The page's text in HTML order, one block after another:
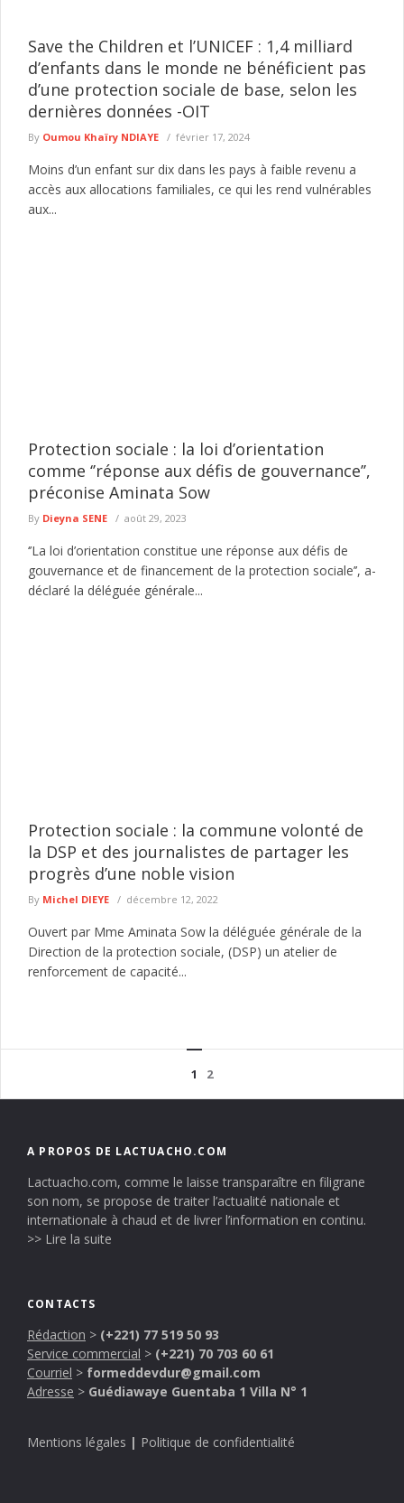
Save the Children et l’UNICEF : 1,4 milliard
d’enfants dans le monde ne bénéficient pas
d’une protection sociale de base, selon les
dernières données -OIT
By Oumou Khaïry NDIAYE février 17, 2024
Moins d’un enfant sur dix dans les pays à faible revenu a
accès aux allocations familiales, ce qui les rend vulnérables
aux...
Protection sociale : la loi d’orientation
comme ‘’réponse aux défis de gouvernance’’,
préconise Aminata Sow
By Dieyna SENE août 29, 2023
‘’La loi d’orientation constitue une réponse aux défis de
gouvernance et de financement de la protection sociale’’, a-
déclaré la déléguée générale...
Protection sociale : la commune volonté de
la DSP et des journalistes de partager les
progrès d’une noble vision
By Michel DIEYE décembre 12, 2022
Ouvert par Mme Aminata Sow la déléguée générale de la
Direction de la protection sociale, (DSP) un atelier de
renforcement de capacité...
1 2
A PROPOS DE LACTUACHO.COM
Lactuacho.com, comme le laisse transparaître en filigrane
son nom, se propose de traiter l’actualité nationale et
internationale à chaud et de livrer l’information en continu.
>> Lire la suite
CONTACTS
Rédaction > (+221) 77 519 50 93
Service commercial > (+221) 70 703 60 61
Courriel > formeddevdur@gmail.com
Adresse > Guédiawaye Guentaba 1 Villa N° 1
Mentions légales | Politique de confidentialité